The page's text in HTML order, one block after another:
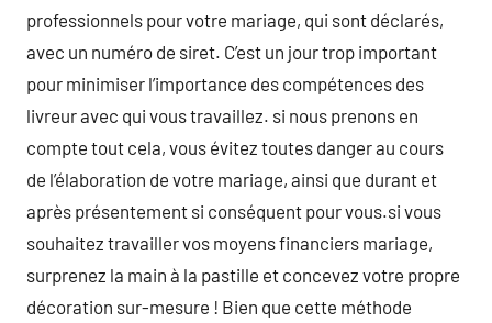
professionnels pour votre mariage, qui sont déclarés,
avec un numéro de siret. C’est un jour trop important
pour minimiser l’importance des compétences des
livreur avec qui vous travaillez. si nous prenons en
compte tout cela, vous évitez toutes danger au cours
de l’élaboration de votre mariage, ainsi que durant et
après présentement si conséquent pour vous.si vous
souhaitez travailler vos moyens financiers mariage,
surprenez la main à la pastille et concevez votre propre
décoration sur-mesure ! Bien que cette méthode